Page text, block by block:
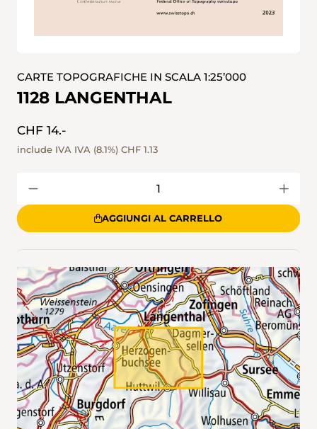
CARTE TOPOGRAFICHE IN SCALA 1:25’000
1128 LANGENTHAL
CHF 14.-
include IVA IVA (8.1%) CHF 1.13
AGGIUNGI AL CARRELLO